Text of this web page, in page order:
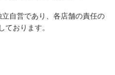
自営であり、各店舗の責任の
ております。